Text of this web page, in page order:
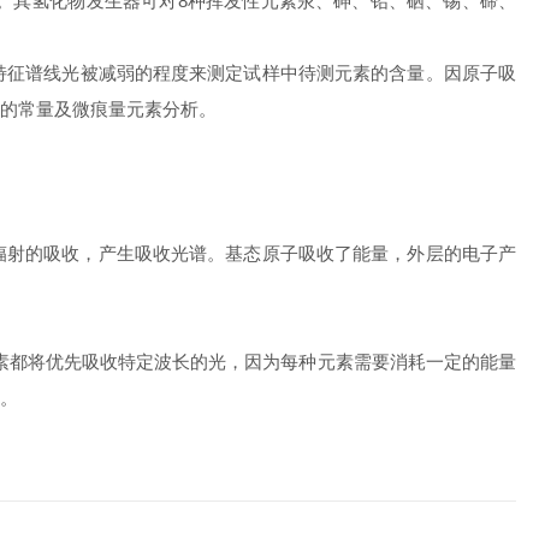
谱线光被减弱的程度来测定试样中待测元素的含量。因原子吸
常量及微痕量元素分析。
吸收，产生吸收光谱。基态原子吸收了能量，外层的电子产
优先吸收特定波长的光，因为每种元素需要消耗一定的能量